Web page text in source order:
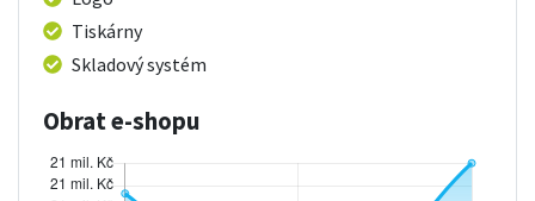
Tiskárny
Skladový systém
Obrat e-shopu